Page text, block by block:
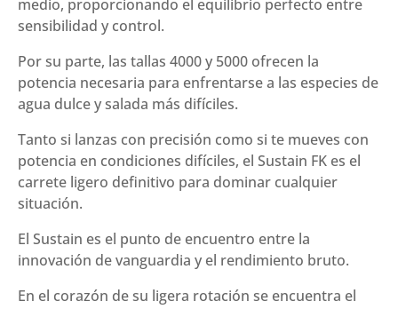
medio, proporcionando el equilibrio perfecto entre
sensibilidad y control.
Por su parte, las tallas 4000 y 5000 ofrecen la
potencia necesaria para enfrentarse a las especies de
agua dulce y salada más difíciles.
Tanto si lanzas con precisión como si te mueves con
potencia en condiciones difíciles, el Sustain FK es el
carrete ligero definitivo para dominar cualquier
situación.
El Sustain es el punto de encuentro entre la
innovación de vanguardia y el rendimiento bruto.
En el corazón de su ligera rotación se encuentra el